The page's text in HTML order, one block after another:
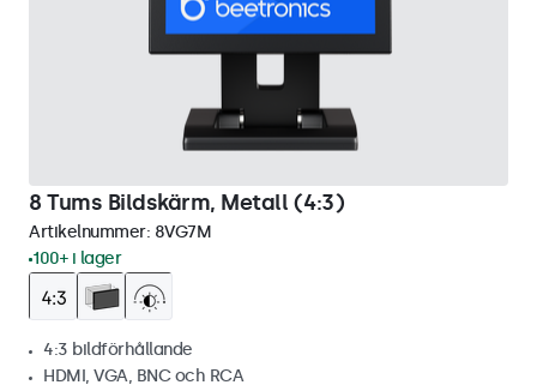
8 Tums Bildskärm, Metall (4:3)
Artikelnummer: 8VG7M
100+ i lager
4:3 bildförhållande
HDMI, VGA, BNC och RCA